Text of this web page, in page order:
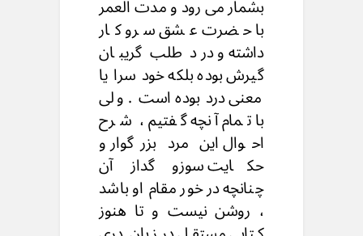
بشمار می رود و مدت العمر
با حضرت عشق سرو کار
داشته و درد طلب گریبان
گیرش بوده بلکه خود سرا یا
معنی درد بوده است . ولی
با تمام آنچه گفتیم ، شرح
احوال این مرد بزرگوار و
حکایت سوزو گداز آن
چنانچه در خور مقام او باشد
، روشن نیست و تا هنوز